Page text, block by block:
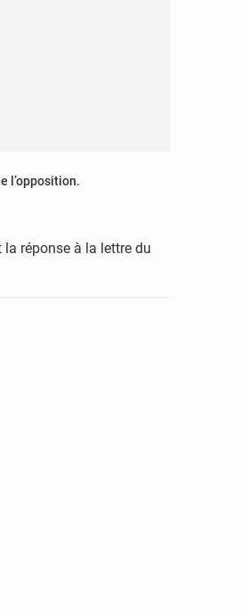
l’opposition.
la réponse à la lettre du